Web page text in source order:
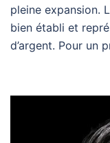
pleine expansion.
bien établi et
d’argent. Pour un